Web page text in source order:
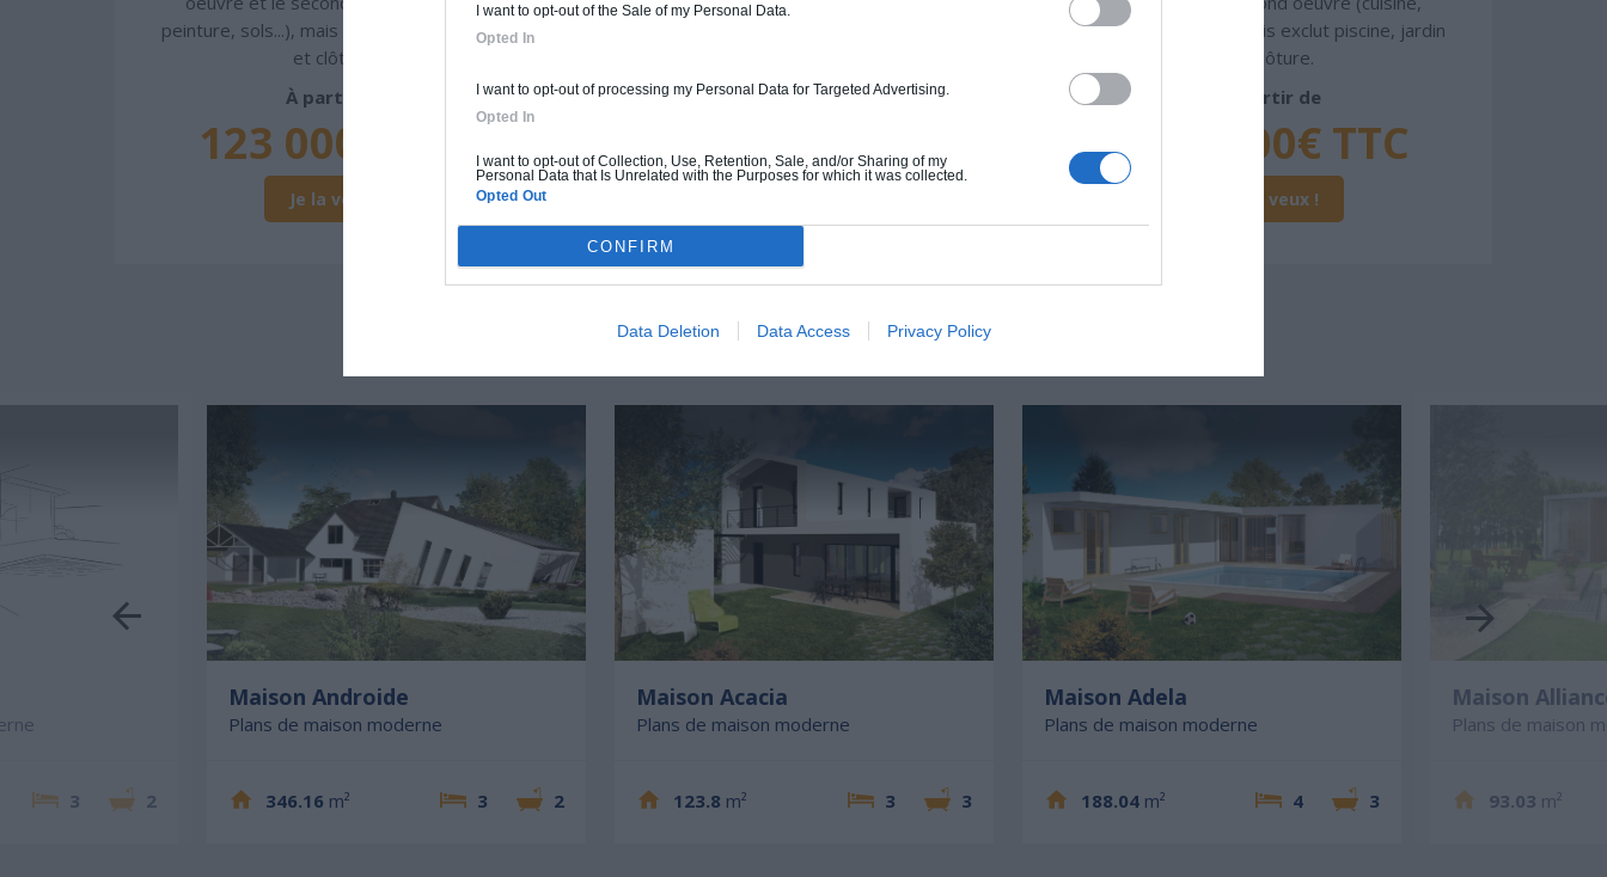
I want to opt-out of the Sale of my Personal Data.
Opted In
I want to opt-out of processing my Personal Data for Targeted Advertising.
Opted In
I want to opt-out of Collection, Use, Retention, Sale, and/or Sharing of my
Personal Data that Is Unrelated with the Purposes for which it was collected.
Opted Out
CONFIRM
Data Deletion Data Access Privacy Policy
peinture, sols...), mais exclut piscine, jardin
et clôture.
À partir de
123 000€ TTC
Je la veux !
À partir de
123 000€ TTC
peinture, sols...), mais exclut piscine, jardin
et clôture.
À partir de
143 000€ TTC
Je la veux !
3 2
Maison Androide
Plans de maison moderne
346.16 m² 3 2
Maison Acacia
Plans de maison moderne
123.8 m² 3 3
Maison Adela
Plans de maison moderne
188.04 m² 4 3
Maison
Plans de maison
93.03 m²